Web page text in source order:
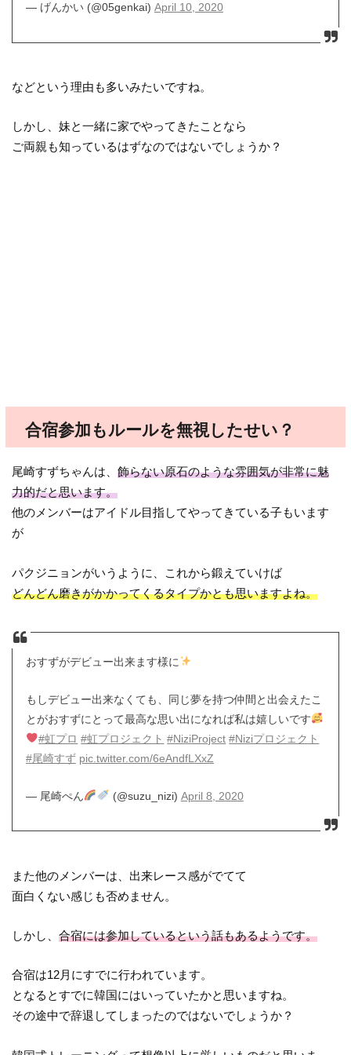
— げんかい (@05genkai) April 10, 2020
などという理由も多いみたいですね。
しかし、妹と一緒に家でやってきたことなら
ご両親も知っているはずなのではないでしょうか？
合宿参加もルールを無視したせい？
尾崎すずちゃんは、飾らない原石のような雰囲気が非常に魅
力的だと思います。
他のメンバーはアイドル目指してやってきている子もいます
が
パクジニョンがいうように、これから鍛えていけば
どんどん磨きがかかってくるタイプかとも思いますよね。
おすずがデビュー出来ます様に
もしデビュー出来なくても、同じ夢を持つ仲間と出会えたこ
とがおすずにとって最高な思い出になれば私は嬉しいです
#虹プロ #虹プロジェクト #NiziProject #Niziプロジェクト
#尾崎すず pic.twitter.com/6eAndfLXxZ
— 尾崎ぺん (@suzu_nizi) April 8, 2020
また他のメンバーは、出来レース感がでてて
面白くない感じも否めません。
しかし、合宿には参加しているという話もあるようです。
合宿は12月にすでに行われています。
となるとすでに韓国にはいっていたかと思いますね。
その途中で辞退してしまったのではないでしょうか？